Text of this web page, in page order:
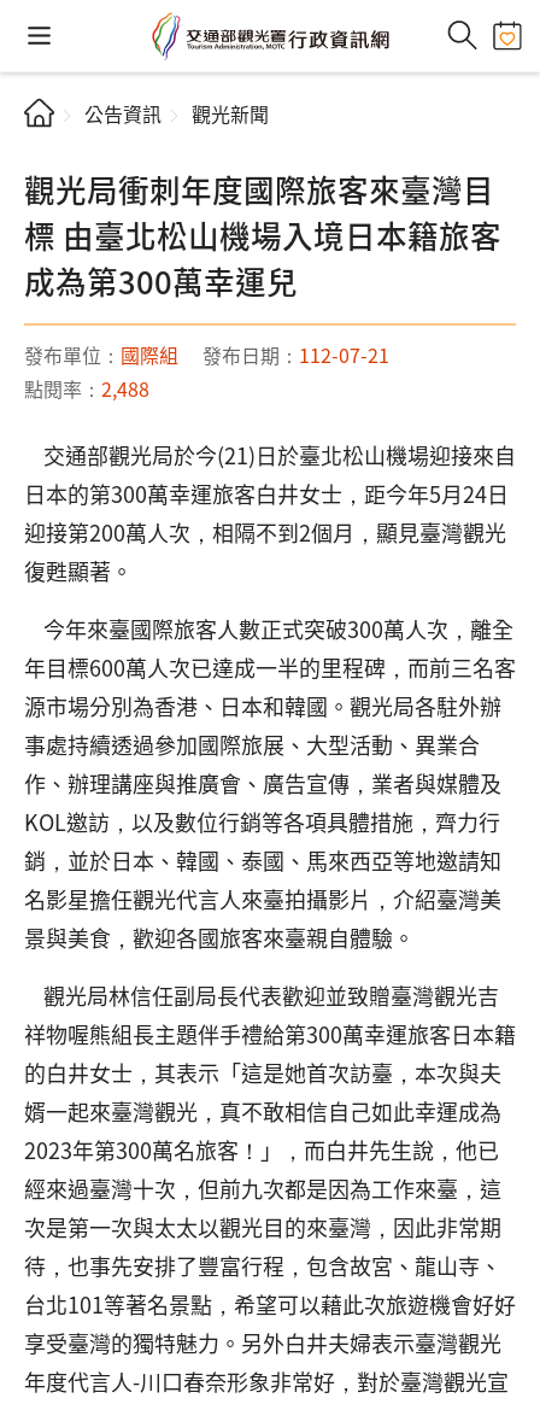
公告資訊 觀光新聞
觀光局衝刺年度國際旅客來臺灣目
標 由臺北松山機場入境日本籍旅客
成為第300萬幸運兒
發布單位： 國際組 發布日期： 112-07-21
點閱率： 2,488
交通部觀光局於今(21)日於臺北松山機場迎接來自
日本的第300萬幸運旅客白井女士，距今年5月24日
迎接第200萬人次，相隔不到2個月，顯見臺灣觀光
復甦顯著。
今年來臺國際旅客人數正式突破300萬人次，離全
年目標600萬人次已達成一半的里程碑，而前三名客
源市場分別為香港、日本和韓國。觀光局各駐外辦
事處持續透過參加國際旅展、大型活動、異業合
作、辦理講座與推廣會、廣告宣傳，業者與媒體及
KOL邀訪，以及數位行銷等各項具體措施，齊力行
銷，並於日本、韓國、泰國、馬來西亞等地邀請知
名影星擔任觀光代言人來臺拍攝影片，介紹臺灣美
景與美食，歡迎各國旅客來臺親自體驗。
觀光局林信任副局長代表歡迎並致贈臺灣觀光吉
祥物喔熊組長主題伴手禮給第300萬幸運旅客日本籍
的白井女士，其表示「這是她首次訪臺，本次與夫
婿一起來臺灣觀光，真不敢相信自己如此幸運成為
2023年第300萬名旅客！」，而白井先生說，他已
經來過臺灣十次，但前九次都是因為工作來臺，這
次是第一次與太太以觀光目的來臺灣，因此非常期
待，也事先安排了豐富行程，包含故宮、龍山寺、
台北101等著名景點，希望可以藉此次旅遊機會好好
享受臺灣的獨特魅力。另外白井夫婦表示臺灣觀光
年度代言人-川口春奈形象非常好，對於臺灣觀光宣